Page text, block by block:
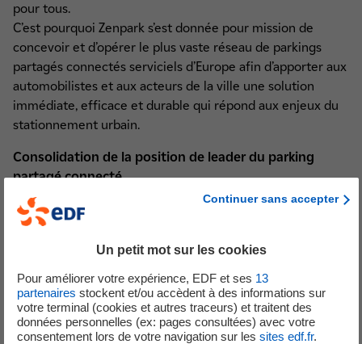
pour tous.
C’est pourquoi Zenpark s’est donnée pour mission de
concevoir et d’opérer le plus vaste réseau de parkings
partagés connectés serviciels d’Europe afin d’apporter aux
automobilistes et aux acteurs de la ville une solution
immédiate, efficace et durable qui répond aux enjeux du
stationnement urbain.
Consolidation de la position de leader du parking
partagé connecté
Grâce à sa technologie brevetée, Zenpark exploite un
service de parkings partagés à destination des
quelques heures, quelques jours, quelques semaines ou
louer une place au mois, à un tarif compétitif et de façon
simple. Zenpark connecte tous les parkings privés sous-
utilisés, comme ceux des hôtels, bailleurs sociaux,
résidences étudiantes/séniors, et autres, et les partage
Continuer sans accepter
Un petit mot sur les cookies
Pour améliorer votre expérience, EDF et ses 13
partenaires stockent et/ou accèdent à des informations sur
votre terminal (cookies et autres traceurs) et traitent des
données personnelles (ex: pages consultées) avec votre
consentement lors de votre navigation sur les sites edf.fr.